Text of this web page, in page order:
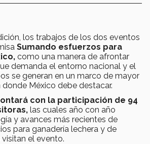
los trabajos de los dos eventos
Sumando esfuerzos para
como una manera de afrontar
demanda el entorno nacional y el
se generan en un marco de mayor
México debe destacar.
con la participación de 94
las cuales año con año
y avances más recientes de
para ganadería lechera y de
el evento.